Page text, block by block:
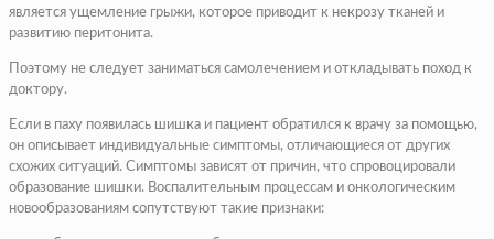
является ущемление грыжи, которое приводит к некрозу тканей и
развитию перитонита.
Поэтому не следует заниматься самолечением и откладывать поход к
доктору.
Если в паху появилась шишка и пациент обратился к врачу за помощью,
он описывает индивидуальные симптомы, отличающиеся от других
схожих ситуаций. Симптомы зависят от причин, что спровоцировали
образование шишки. Воспалительным процессам и онкологическим
новообразованиям сопутствуют такие признаки: